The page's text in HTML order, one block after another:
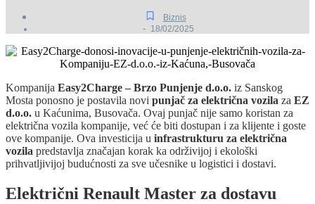
Biznis
- 18/02/2025
Kompanija Easy2Charge – Brzo Punjenje d.o.o. iz Sanskog
Mosta ponosno je postavila novi punjač za električna vozila za EZ
d.o.o. u Kaćunima, Busovača. Ovaj punjač nije samo koristan za
električna vozila kompanije, već će biti dostupan i za klijente i goste
ove kompanije. Ova investicija u infrastrukturu za električna
vozila predstavlja značajan korak ka održivijoj i ekološki
prihvatljivijoj budućnosti za sve učesnike u logistici i dostavi.
Električni Renault Master za dostavu